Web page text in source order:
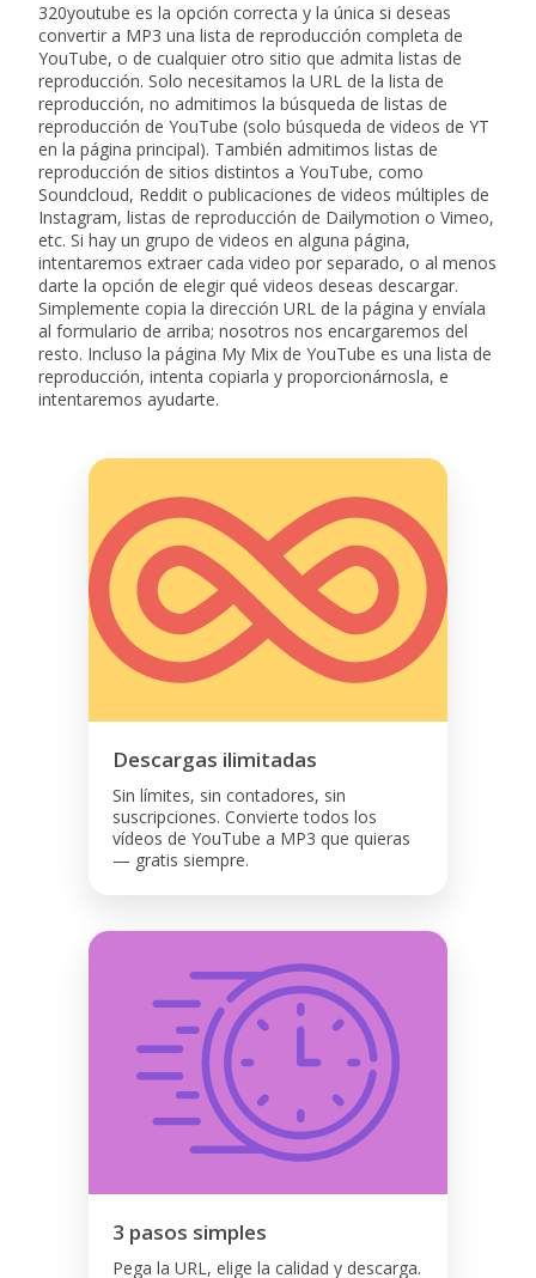
320youtube es la opción correcta y la única si deseas
convertir a MP3 una lista de reproducción completa de
YouTube, o de cualquier otro sitio que admita listas de
reproducción. Solo necesitamos la URL de la lista de
reproducción, no admitimos la búsqueda de listas de
reproducción de YouTube (solo búsqueda de videos de YT
en la página principal). También admitimos listas de
reproducción de sitios distintos a YouTube, como
Soundcloud, Reddit o publicaciones de videos múltiples de
Instagram, listas de reproducción de Dailymotion o Vimeo,
etc. Si hay un grupo de videos en alguna página,
intentaremos extraer cada video por separado, o al menos
darte la opción de elegir qué videos deseas descargar.
Simplemente copia la dirección URL de la página y envíala
al formulario de arriba; nosotros nos encargaremos del
resto. Incluso la página My Mix de YouTube es una lista de
reproducción, intenta copiarla y proporcionárnosla, e
intentaremos ayudarte.
Descargas ilimitadas
Sin límites, sin contadores, sin
suscripciones. Convierte todos los
vídeos de YouTube a MP3 que quieras
— gratis siempre.
3 pasos simples
Pega la URL, elige la calidad y descarga.